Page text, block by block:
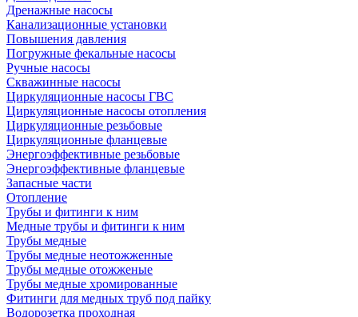
Дренажные насосы
Канализационные установки
Повышения давления
Погружные фекальные насосы
Ручные насосы
Скважинные насосы
Циркуляционные насосы ГВС
Циркуляционные насосы отопления
Циркуляционные резьбовые
Циркуляционные фланцевые
Энергоэффективные резьбовые
Энергоэффективные фланцевые
Запасные части
Отопление
Трубы и фитинги к ним
Медные трубы и фитинги к ним
Трубы медные
Трубы медные неотожженные
Трубы медные отожженые
Трубы медные хромированные
Фитинги для медных труб под пайку
Водорозетка проходная